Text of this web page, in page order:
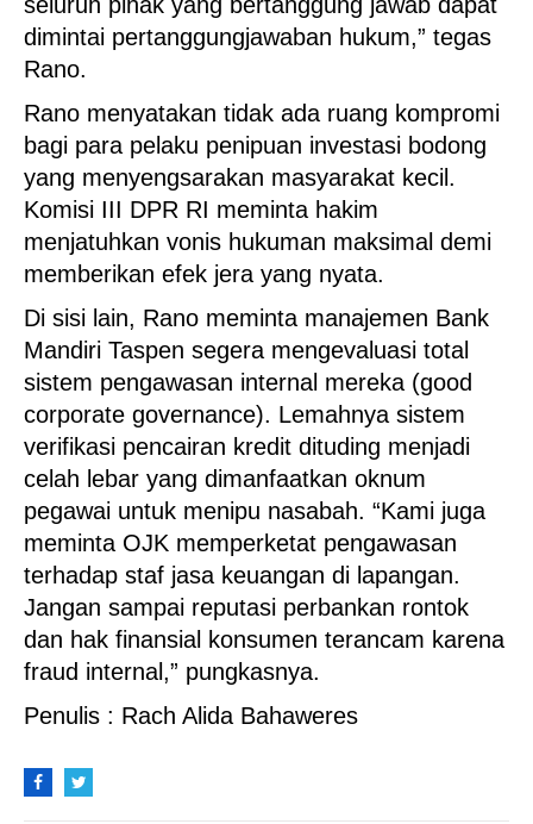
dimintai pertanggungjawaban hukum,” tegas
Rano.
Rano menyatakan tidak ada ruang kompromi
bagi para pelaku penipuan investasi bodong
yang menyengsarakan masyarakat kecil.
Komisi III DPR RI meminta hakim
menjatuhkan vonis hukuman maksimal demi
memberikan efek jera yang nyata.
Di sisi lain, Rano meminta manajemen Bank
Mandiri Taspen segera mengevaluasi total
sistem pengawasan internal mereka (good
corporate governance). Lemahnya sistem
verifikasi pencairan kredit dituding menjadi
celah lebar yang dimanfaatkan oknum
pegawai untuk menipu nasabah. “Kami juga
meminta OJK memperketat pengawasan
terhadap staf jasa keuangan di lapangan.
Jangan sampai reputasi perbankan rontok
dan hak finansial konsumen terancam karena
fraud internal,” pungkasnya.
Penulis : Rach Alida Bahaweres